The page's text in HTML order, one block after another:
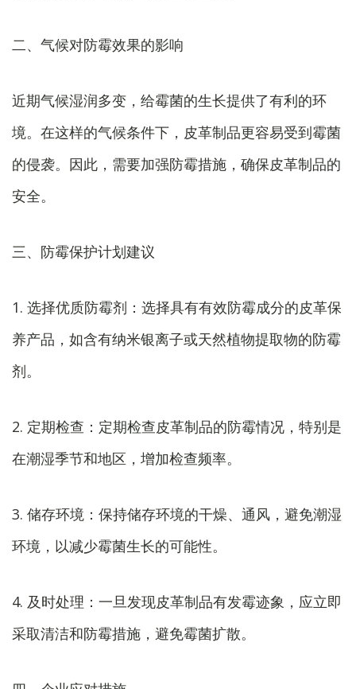
二、气候对防霉效果的影响
近期气候湿润多变，给霉菌的生长提供了有利的环
境。在这样的气候条件下，皮革制品更容易受到霉菌
的侵袭。因此，需要加强防霉措施，确保皮革制品的
安全。
三、防霉保护计划建议
1. 选择优质防霉剂：选择具有有效防霉成分的皮革保
养产品，如含有纳米银离子或天然植物提取物的防霉
剂。
2. 定期检查：定期检查皮革制品的防霉情况，特别是
在潮湿季节和地区，增加检查频率。
3. 储存环境：保持储存环境的干燥、通风，避免潮湿
环境，以减少霉菌生长的可能性。
4. 及时处理：一旦发现皮革制品有发霉迹象，应立即
采取清洁和防霉措施，避免霉菌扩散。